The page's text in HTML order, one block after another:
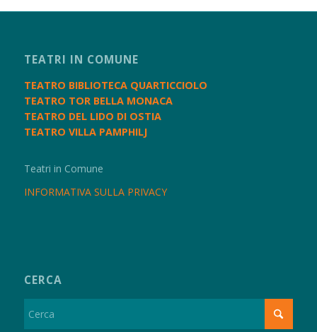
TEATRI IN COMUNE
TEATRO BIBLIOTECA QUARTICCIOLO
TEATRO TOR BELLA MONACA
TEATRO DEL LIDO DI OSTIA
TEATRO VILLA PAMPHILJ
Teatri in Comune
INFORMATIVA SULLA PRIVACY
CERCA